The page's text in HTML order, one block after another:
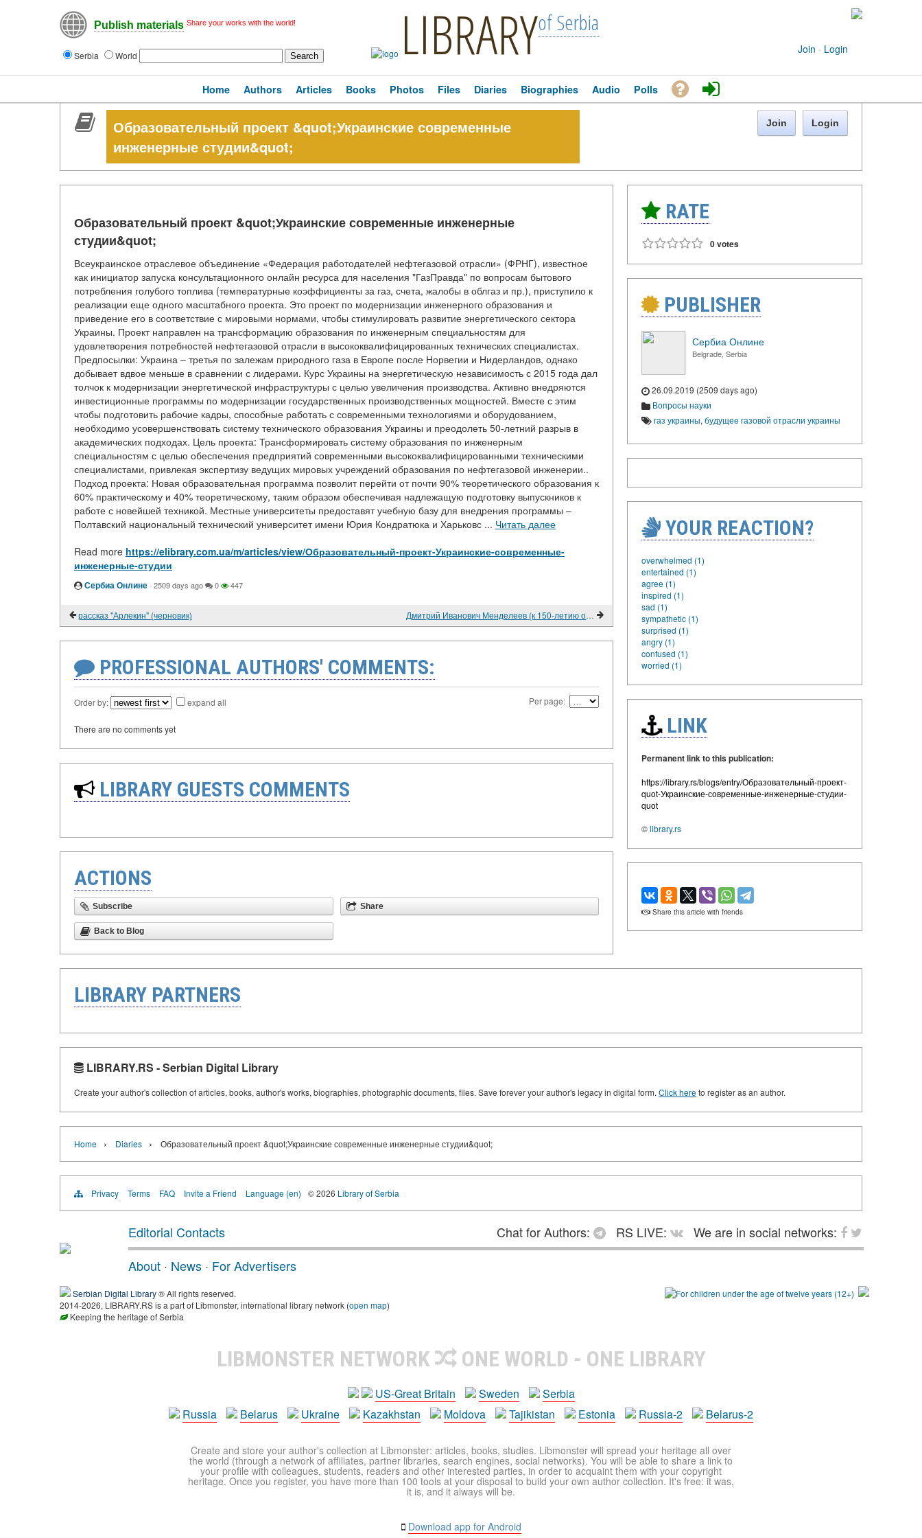
Publish materials Share your works with the world!
Serbia World LIBRARYof Serbia
Join · Login
Home Authors Articles Books Photos Files Diaries Biographies Audio Polls
Образовательный проект &quot;Украинские современные
инженерные студии&quot;
Join Login
Образовательный проект &quot;Украинские современные инженерные
студии&quot;
Всеукраинское отраслевое объединение «Федерация работодателей нефтегазовой отрасли» (ФРНГ), известное
как инициатор запуска консультационного онлайн ресурса для населения "ГазПравда" по вопросам бытового
потребления голубого топлива (температурные коэффициенты за газ, счета, жалобы в облгаз и пр.), приступило к
реализации еще одного масштабного проекта. Это проект по модернизации инженерного образования и
приведение его в соответствие с мировыми нормами, чтобы стимулировать развитие энергетического сектора
Украины. Проект направлен на трансформацию образования по инженерным специальностям для
удовлетворения потребностей нефтегазовой отрасли в высококвалифицированных технических специалистах.
Предпосылки: Украина – третья по залежам природного газа в Европе после Норвегии и Нидерландов, однако
добывает вдвое меньше в сравнении с лидерами. Курс Украины на энергетическую независимость с 2015 года дал
толчок к модернизации энергетической инфраструктуры с целью увеличения производства. Активно внедряются
инвестиционные программы по модернизации государственных производственных мощностей. Вместе с этим
чтобы подготовить рабочие кадры, способные работать с современными технологиями и оборудованием,
необходимо усовершенствовать систему технического образования Украины и преодолеть 50-летний разрыв в
академических подходах. Цель проекта: Трансформировать систему образования по инженерным
специальностям с целью обеспечения предприятий современными высококвалифицированными техническими
специалистами, привлекая экспертизу ведущих мировых учреждений образования по нефтегазовой инженерии..
Подход проекта: Новая образовательная программа позволит перейти от почти 90% теоретического образования к
60% практическому и 40% теоретическому, таким образом обеспечивая надлежащую подготовку выпускников к
работе с новейшей техникой. Местные университеты предоставят учебную базу для внедрения программы –
Полтавский национальный технический университет имени Юрия Кондратюка и Харьковс ... Читать далее
Read more https://elibrary.com.ua/m/articles/view/Образовательный-проект-Украинские-современные-
инженерные-студии
Сербиа Онлине · 2509 days ago 0 447
рассказ "Арлекин" (черновик) Дмитрий Иванович Менделеев (к 150-летию открытия Периодического закона химических элементов)
PROFESSIONAL AUTHORS' COMMENTS:
Order by: expand all Per page:
There are no comments yet
LIBRARY GUESTS COMMENTS
ACTIONS
Subscribe Share
Back to Blog
RATE
0 votes
PUBLISHER
Сербиа Онлине
Belgrade, Serbia
26.09.2019 (2509 days ago)
Вопросы науки
газ украины, будущее газовой отрасли украины
YOUR REACTION?
overwhelmed (1)
entertained (1)
agree (1)
inspired (1)
sad (1)
sympathetic (1)
surprised (1)
angry (1)
confused (1)
worried (1)
LINK
Permanent link to this publication:
https://library.rs/blogs/entry/Образовательный-проект-
quot-Украинские-современные-инженерные-студии-
quot
©library.rs
Share this article with friends
LIBRARY PARTNERS
LIBRARY.RS - Serbian Digital Library
Create your author's collection of articles, books, author's works, biographies, photographic documents, files. Save forever your author's legacy in digital form. Click hereto register as an author.
Home › Diaries › Образовательный проект &quot;Украинские современные инженерные студии&quot;
Privacy Terms FAQ Invite a Friend Language (en) © 2026 Library of Serbia
Editorial Contacts Chat for Authors: RS LIVE:
We are in social networks:
About · News · For Advertisers
Serbian Digital Library® All rights reserved.
2014-2026, LIBRARY.RS is a part of Libmonster, international library network (open map)
Keeping the heritage of Serbia
LIBMONSTER NETWORK ONE WORLD - ONE LIBRARY
US-Great Britain Sweden
Serbia
Russia
Belarus Ukraine Kazakhstan Moldova Tajikistan Estonia Russia-2 Belarus-2
Create and store your author's collection at Libmonster: articles, books, studies. Libmonster will spread your heritage all over
the world (through a network of affiliates, partner libraries, search engines, social networks). You will be able to share a link to
your profile with colleagues, students, readers and other interested parties, in order to acquaint them with your copyright
heritage. Once you register, you have more than 100 tools at your disposal to build your own author collection. It's free: it was,
it is, and it always will be.
Download app for Android